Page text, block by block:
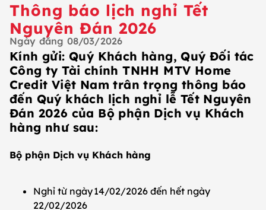
Thông báo lịch nghỉ Tết
Nguyên Đán 2026
Ngày đăng 08/03/2026
Kính gửi: Quý Khách hàng, Quý Đối tác
Công ty Tài chính TNHH MTV Home
Credit Việt Nam trân trọng thông báo
đến Quý khách lịch nghỉ lễ Tết Nguyên
Đán 2026 của Bộ phận Dịch vụ Khách
hàng như sau:
Bộ phận Dịch vụ Khách hàng
Nghỉ từ ngày 14/02/2026 đến hết ngày
22/02/2026